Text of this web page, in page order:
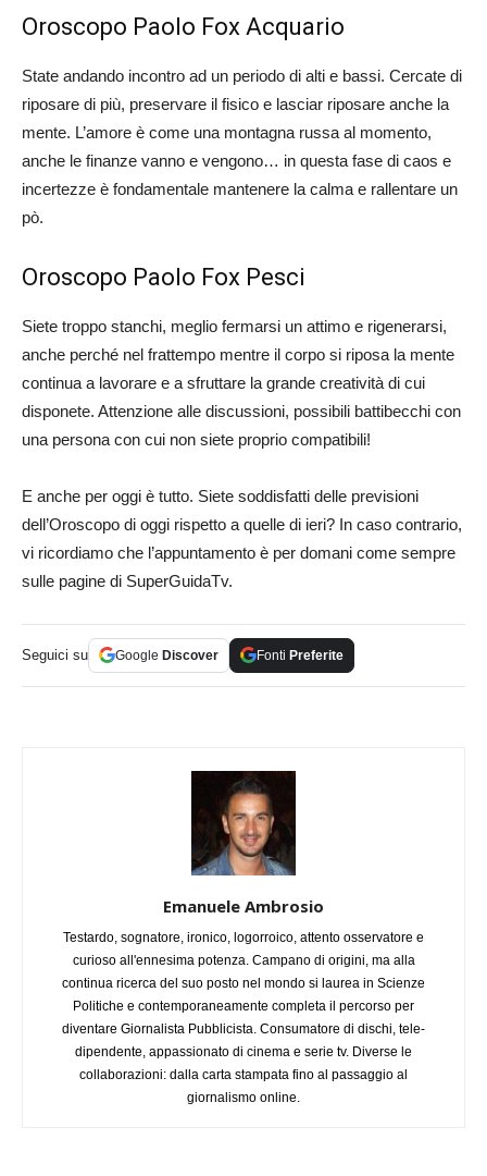
Oroscopo Paolo Fox Acquario
State andando incontro ad un periodo di alti e bassi. Cercate di
riposare di più, preservare il fisico e lasciar riposare anche la
mente. L’amore è come una montagna russa al momento,
anche le finanze vanno e vengono… in questa fase di caos e
incertezze è fondamentale mantenere la calma e rallentare un
pò.
Oroscopo Paolo Fox Pesci
Siete troppo stanchi, meglio fermarsi un attimo e rigenerarsi,
anche perché nel frattempo mentre il corpo si riposa la mente
continua a lavorare e a sfruttare la grande creatività di cui
disponete. Attenzione alle discussioni, possibili battibecchi con
una persona con cui non siete proprio compatibili!
E anche per oggi è tutto. Siete soddisfatti delle previsioni
dell’Oroscopo di oggi rispetto a quelle di ieri? In caso contrario,
vi ricordiamo che l’appuntamento è per domani come sempre
sulle pagine di SuperGuidaTv.
Seguici su Google Discover Fonti Preferite
Emanuele Ambrosio
Testardo, sognatore, ironico, logorroico, attento osservatore e
curioso all'ennesima potenza. Campano di origini, ma alla
continua ricerca del suo posto nel mondo si laurea in Scienze
Politiche e contemporaneamente completa il percorso per
diventare Giornalista Pubblicista. Consumatore di dischi, tele-
dipendente, appassionato di cinema e serie tv. Diverse le
collaborazioni: dalla carta stampata fino al passaggio al
giornalismo online.